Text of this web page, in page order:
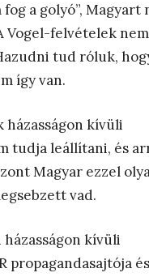
a golyó”, Magyart
Vogel-felvételek nem
tud róluk,
így van.
házasságon kívüli
tudja leállítani, és
Magyar ezzel
vad.
kívüli
propagandasajtója és